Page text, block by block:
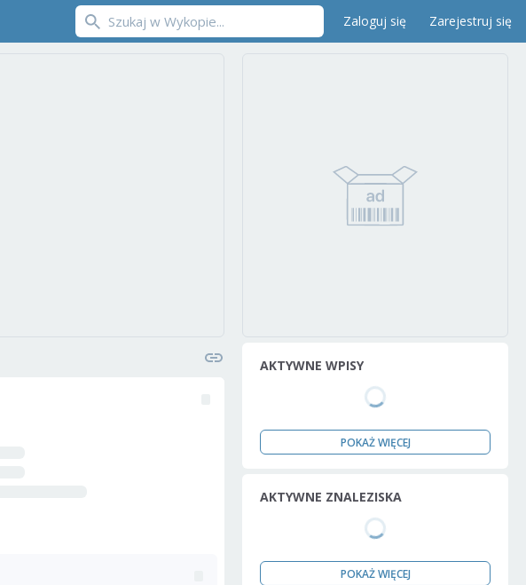
Zaloguj się Zarejestruj się
AKTYWNE WPISY
POKAŻ WIĘCEJ
AKTYWNE ZNALEZISKA
POKAŻ WIĘCEJ